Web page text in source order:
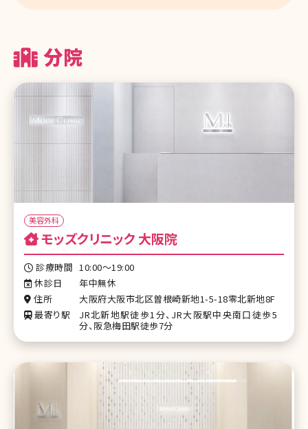
分院
美容外科
モッズクリニック 大阪院
診療時間 10:00～19:00
休診日
年中無休
住所
大阪府大阪市北区曽根崎新地1-5-18零北新地8F
最寄り駅
JR北新地駅徒歩1分、JR大阪駅中央南口徒歩5
分、阪急梅田駅徒歩7分